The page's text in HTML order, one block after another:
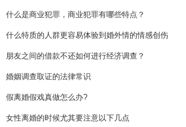
什么是商业犯罪，商业犯罪有哪些特点？
什么特质的人群更容易体验到婚外情的情感创伤
朋友之间的借款不还如何进行经济调查？
婚姻调查取证的法律常识
假离婚假戏真做怎么办?
女性离婚的时候尤其要注意以下几点